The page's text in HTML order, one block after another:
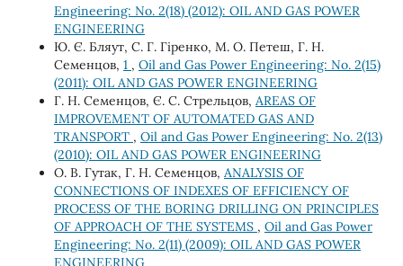
Engineering: No. 2(18) (2012): OIL AND GAS POWER
ENGINEERING
Ю. Є. Бляут, С. Г. Гіренко, М. О. Петеш, Г. Н.
Семенцов, 1 , Oil and Gas Power Engineering: No. 2(15)
(2011): OIL AND GAS POWER ENGINEERING
Г. Н. Семенцов, Є. С. Стрельцов, AREAS OF
IMPROVEMENT OF AUTOMATED GAS AND
TRANSPORT , Oil and Gas Power Engineering: No. 2(13)
(2010): OIL AND GAS POWER ENGINEERING
О. В. Гутак, Г. Н. Семенцов, ANALYSIS OF
CONNECTIONS OF INDEXES OF EFFICIENCY OF
PROCESS OF THE BORING DRILLING ON PRINCIPLES
OF APPROACH OF THE SYSTEMS , Oil and Gas Power
Engineering: No. 2(11) (2009): OIL AND GAS POWER
ENGINEERING